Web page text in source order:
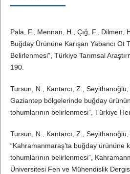
Pala, F., Mennan, H., Çığ, F., Dilmen,
Buğday Ürününe Karışan Yabancı Ot
Belirlenmesi”, Türkiye Tarımsal
190.
Tursun, N., Kantarcı, Z.,
Gaziantep bölgelerinde buğday
tohumlarının belirlenmesi”, Türkiye
Tursun, N., Kantarcı, Z., Seyithanoğlu,
“Kahramanmaraş’ta buğday ürününe
tohumlarının belirlenmesi”,
Üniversitesi Fen ve Mühendislik